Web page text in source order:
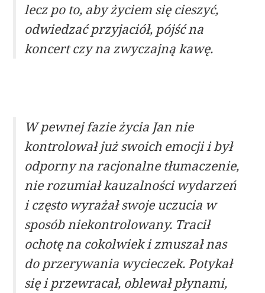
lecz po to, aby życiem się cieszyć,
odwiedzać przyjaciół, pójść na
koncert czy na zwyczajną kawę.
W pewnej fazie życia Jan nie
kontrolował już swoich emocji i był
odporny na racjonalne tłumaczenie,
nie rozumiał kauzalności wydarzeń
i często wyrażał swoje uczucia w
sposób niekontrolowany. Tracił
ochotę na cokolwiek i zmuszał nas
do przerywania wycieczek. Potykał
się i przewracał, oblewał płynami,